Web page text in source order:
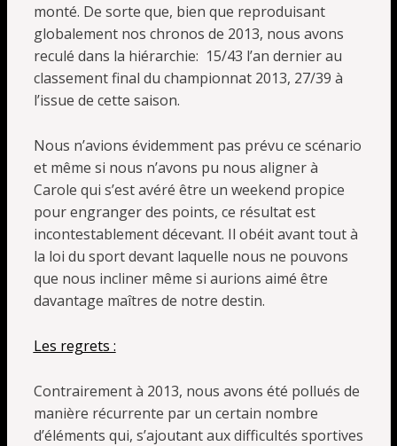
monté. De sorte que, bien que reproduisant
globalement nos chronos de 2013, nous avons
reculé dans la hiérarchie: 15/43 l’an dernier au
classement final du championnat 2013, 27/39 à
l’issue de cette saison.
Nous n’avions évidemment pas prévu ce scénario
et même si nous n’avons pu nous aligner à
Carole qui s’est avéré être un weekend propice
pour engranger des points, ce résultat est
incontestablement décevant. Il obéit avant tout à
la loi du sport devant laquelle nous ne pouvons
que nous incliner même si aurions aimé être
davantage maîtres de notre destin.
Les regrets :
Contrairement à 2013, nous avons été pollués de
manière récurrente par un certain nombre
d’éléments qui, s’ajoutant aux difficultés sportives